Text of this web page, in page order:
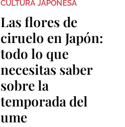
CULTURA JAPONESA
Las flores de
ciruelo en Japón:
todo lo que
necesitas saber
sobre la
temporada del
ume